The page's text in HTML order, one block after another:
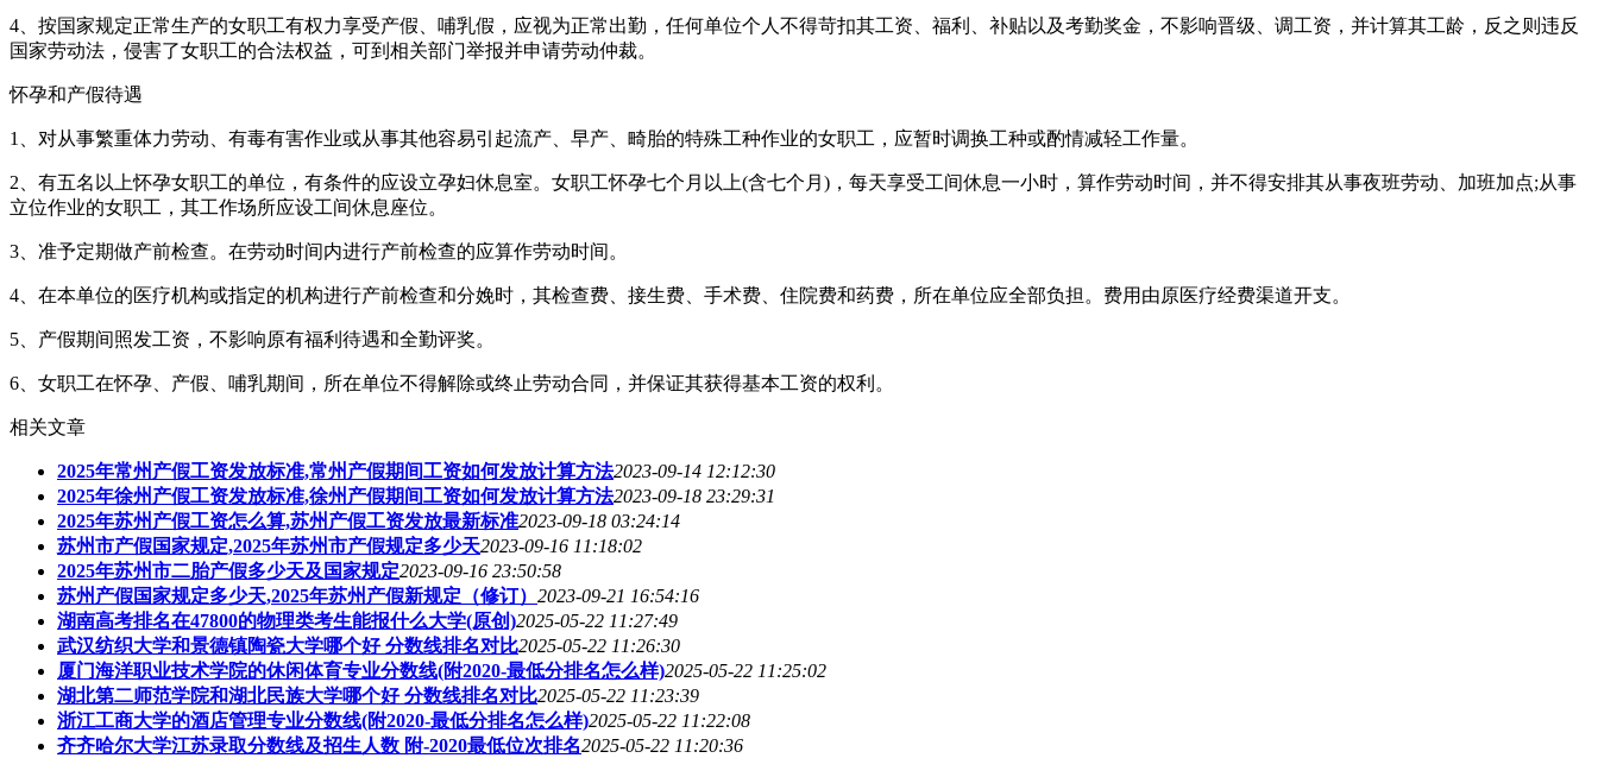
4、按国家规定正常生产的女职工有权力享受产假、哺乳假，应视为正常出勤，任何单位个人不得苛扣其工资、福利、补贴以及考勤奖金，不影响晋级、调工资，并计算其工龄，反之则违反
国家劳动法，侵害了女职工的合法权益，可到相关部门举报并申请劳动仲裁。
怀孕和产假待遇
1、对从事繁重体力劳动、有毒有害作业或从事其他容易引起流产、早产、畸胎的特殊工种作业的女职工，应暂时调换工种或酌情减轻工作量。
2、有五名以上怀孕女职工的单位，有条件的应设立孕妇休息室。女职工怀孕七个月以上(含七个月)，每天享受工间休息一小时，算作劳动时间，并不得安排其从事夜班劳动、加班加点;从事
立位作业的女职工，其工作场所应设工间休息座位。
3、准予定期做产前检查。在劳动时间内进行产前检查的应算作劳动时间。
4、在本单位的医疗机构或指定的机构进行产前检查和分娩时，其检查费、接生费、手术费、住院费和药费，所在单位应全部负担。费用由原医疗经费渠道开支。
5、产假期间照发工资，不影响原有福利待遇和全勤评奖。
6、女职工在怀孕、产假、哺乳期间，所在单位不得解除或终止劳动合同，并保证其获得基本工资的权利。
相关文章
2025年常州产假工资发放标准,常州产假期间工资如何发放计算方法2023-09-14 12:12:30
2025年徐州产假工资发放标准,徐州产假期间工资如何发放计算方法2023-09-18 23:29:31
2025年苏州产假工资怎么算,苏州产假工资发放最新标准2023-09-18 03:24:14
苏州市产假国家规定,2025年苏州市产假规定多少天2023-09-16 11:18:02
2025年苏州市二胎产假多少天及国家规定2023-09-16 23:50:58
苏州产假国家规定多少天,2025年苏州产假新规定（修订） 2023-09-21 16:54:16
湖南高考排名在47800的物理类考生能报什么大学(原创)2025-05-22 11:27:49
武汉纺织大学和景德镇陶瓷大学哪个好 分数线排名对比2025-05-22 11:26:30
厦门海洋职业技术学院的休闲体育专业分数线(附2020-最低分排名怎么样)2025-05-22 11:25:02
湖北第二师范学院和湖北民族大学哪个好 分数线排名对比2025-05-22 11:23:39
浙江工商大学的酒店管理专业分数线(附2020-最低分排名怎么样)2025-05-22 11:22:08
齐齐哈尔大学江苏录取分数线及招生人数 附-2020最低位次排名2025-05-22 11:20:36